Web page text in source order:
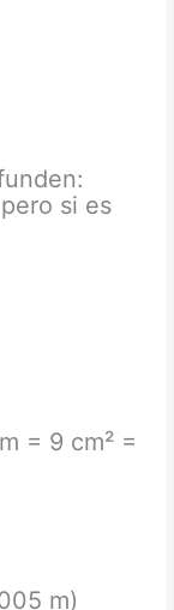
si es
= 9 cm² =
m)